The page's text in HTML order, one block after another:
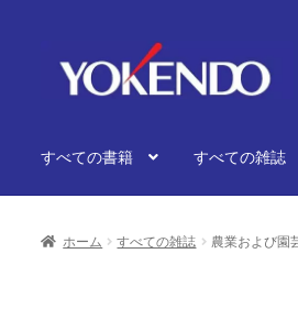
ョ
ス
へ
ッ
すべての書籍 すべての雑誌
ホーム すべての雑誌 農業および園